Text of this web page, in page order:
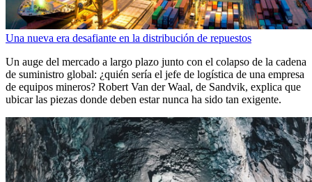
Una nueva era desafiante en la distribución de repuestos
Un auge del mercado a largo plazo junto con el colapso de la cadena
de suministro global: ¿quién sería el jefe de logística de una empresa
de equipos mineros? Robert Van der Waal, de Sandvik, explica que
ubicar las piezas donde deben estar nunca ha sido tan exigente.